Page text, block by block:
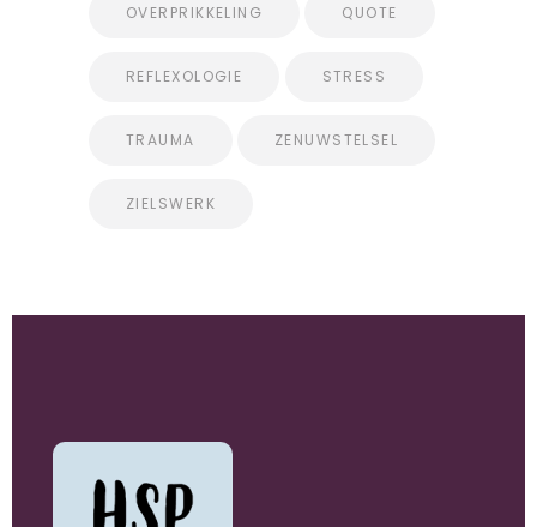
OVERPRIKKELING QUOTE
REFLEXOLOGIE STRESS
TRAUMA ZENUWSTELSEL
ZIELSWERK